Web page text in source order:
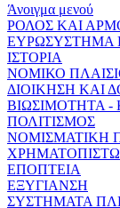
Άνοιγμα μενού
ΡΟΛΟΣ ΚΑΙ
ΕΥΡΩΣΥΣΤΗΜΑ
ΙΣΤΟΡΙΑ
ΝΟΜΙΚΟ
ΔΙΟΙΚΗΣΗ ΚΑΙ
ΒΙΩΣΙΜΟΤΗΤΑ
ΠΟΛΙΤΙΣΜΟΣ
ΝΟΜΙΣΜΑΤΙΚΗ
ΕΠΟΠΤΕΙΑ
ΕΞΥΓΙΑΝΣΗ
ΣΥΣΤΗΜΑΤΑ